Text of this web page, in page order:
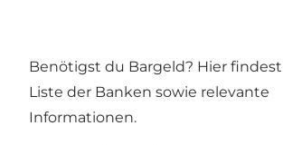
Benötigst du Bargeld? Hier
Liste der Banken sowie relevante
Informationen.